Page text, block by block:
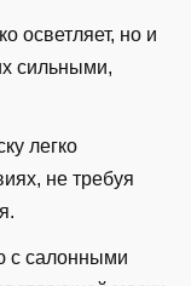
осветляет, но и
сильными,
легко
не требуя
с салонными